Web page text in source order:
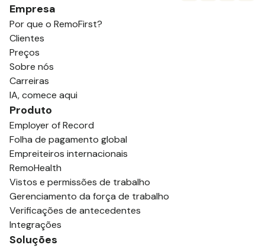
Empresa
Por que o RemoFirst?
Clientes
Preços
Sobre nós
Carreiras
IA, comece aqui
Produto
Employer of Record
Folha de pagamento global
Empreiteiros internacionais
RemoHealth
Vistos e permissões de trabalho
Gerenciamento da força de trabalho
Verificações de antecedentes
Integrações
Soluções